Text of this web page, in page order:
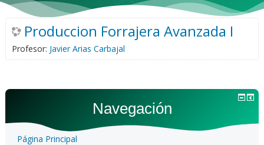
Produccion Forrajera Avanzada I
Profesor: Javier Arias Carbajal
Navegación
Página Principal